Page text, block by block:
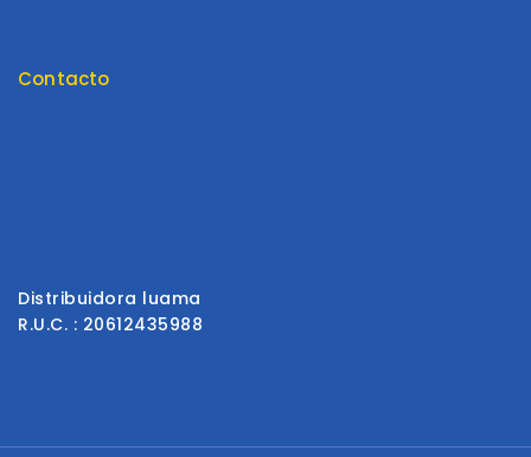
Contacto
Distribuidora luama
R.U.C. : 20612435988